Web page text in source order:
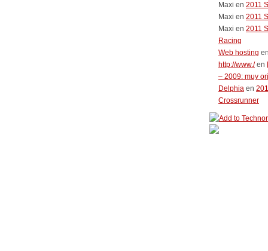
Maxi en 2011
Maxi en 2011
Maxi en 2011
Racing
Web hosting
http://www./en
– 2009: muy
Delphia en
Crossrunner